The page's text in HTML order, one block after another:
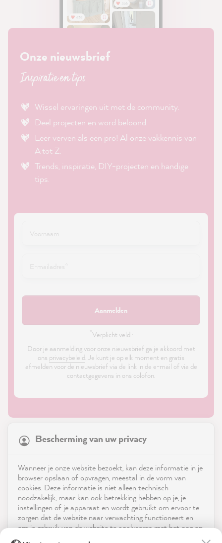
Onze nieuwsbrief
Inspiratie en tips
Wissel ervaringen uit met de community.
Deel projecten en word beloond.
Leer verven als een pro! Al onze vakkennis van
A tot Z.
Trends, inspiratie, DIY-projecten en handige
tips.
Aanmelden
Verplicht veld ·
Door je aanmelding voor onze nieuwsbrief ga je akkoord met
ons privacybeleid. Je kunt je op elk moment en gratis
afmelden voor de nieuwsbrief via de link in de e-mail of via de
contactgegevens in ons colofon.
Service
Neem contact op met
Bescherming van uw privacy
Wanneer je onze website bezoekt, kan deze informatie in je
browser opslaan of opvragen, meestal in de vorm van
cookies. Deze informatie is niet alleen technisch
noodzakelijk, maar kan ook betrekking hebben op je, je
instellingen of je apparaat en wordt gebruikt om ervoor te
zorgen dat de website naar verwachting functioneert en
om je gebruik van de website te analyseren met het oog op
21,835Reviews
reviews-io